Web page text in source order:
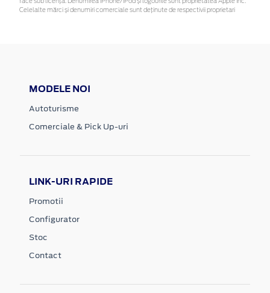
Celelalte mărci și denumiri comerciale sunt deținute de respectivii proprietari
MODELE NOI
Autoturisme
Comerciale & Pick Up-uri
LINK-URI RAPIDE
Promotii
Configurator
Stoc
Contact